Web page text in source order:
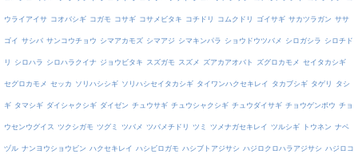
ウライアイサ コオバシギ コガモ コサギ コサメビタキ コチドリ コムクドリ ゴイサギ サカツラガン ササ
ゴイ サシバ サンコウチョウ シマアカモズ シマアジ シマキンパラ ショウドウツバメ シロガシラ シロチド
リ シロハラ シロハラクイナ ジョウビタキ スズガモ スズメ ズアカアオバト ズグロカモメ セイタカシギ
セグロカモメ セッカ ソリハシシギ ソリハシセイタカシギ タイワンハクセキレイ タカブシギ タゲリ タシ
ギ タマシギ ダイシャクシギ ダイゼン チュウサギ チュウシャクシギ チュウダイサギ チョウゲンボウ チョ
ウセンウグイス ツクシガモ ツグミ ツバメ ツバメチドリ ツミ ツメナガセキレイ ツルシギ トウネン ナベ
ヅル ナンヨウショウビン ハクセキレイ ハシビロガモ ハシブトアジサシ ハジロクロハラアジサシ ハジロコ